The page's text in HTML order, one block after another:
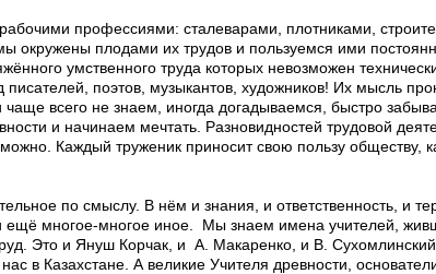
профессиями: сталеварами, плотниками,
окружены плодами их трудов и пользуемся ими
умственного труда которых невозможен
поэтов, музыкантов, художников! Их мысль
всего не знаем, иногда догадываемся, быстро
и начинаем мечтать. Разновидностей трудовой
Каждый труженик приносит свою пользу обществу,
по смыслу. В нём и знания, и ответственность, и
ещё многое-многое иное. Мы знаем имена учителей,
Это и Януш Корчак, и А. Макаренко, и В.
в Казахстане. А великие Учителя древности,